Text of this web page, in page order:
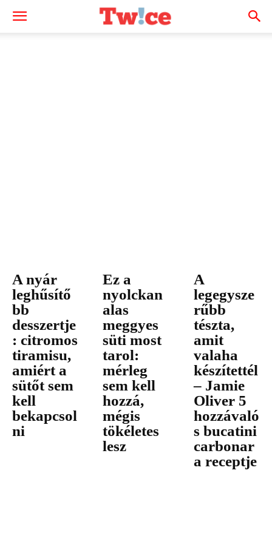
A nyár
leghűsítő
bb
desszertje
: citromos
tiramisu,
amiért a
sütőt sem
kell
bekapcsol
ni
Ez a
nyolckan
alas
meggyes
süti most
tarol:
mérleg
sem kell
hozzá,
mégis
tökéletes
lesz
A
legegysze
rűbb
tészta,
amit
valaha
készítettél
– Jamie
Oliver 5
hozzávaló
s bucatini
carbonar
a receptje